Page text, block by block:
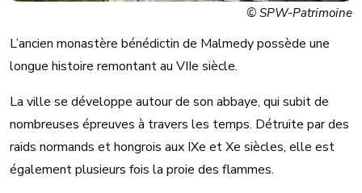
© SPW-Patrimoine
L’ancien monastère bénédictin de Malmedy possède une
longue histoire remontant au VIIe siècle.
La ville se développe autour de son abbaye, qui subit de
nombreuses épreuves à travers les temps. Détruite par des
raids normands et hongrois aux IXe et Xe siècles, elle est
également plusieurs fois la proie des flammes.